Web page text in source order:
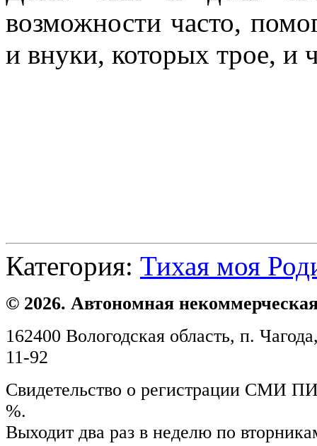
возможности часто,
и внуки, которых трое, и
Категория: Тихая моя
© 2026. Автономная
162400 Вологодская область, п.
11-92
Свидетельство о регистрации СМИ
%.
Выходит два раз в неделю по